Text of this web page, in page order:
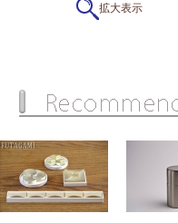
拡大表示